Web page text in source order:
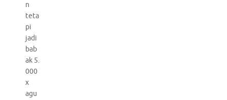
n
teta
pi
jadi
bab
ak 5.
000
x
agu